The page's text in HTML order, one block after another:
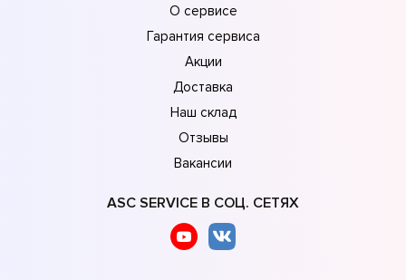
О сервисе
Гарантия сервиса
Акции
Доставка
Наш склад
Отзывы
Вакансии
ASC SERVICE В СОЦ. СЕТЯХ